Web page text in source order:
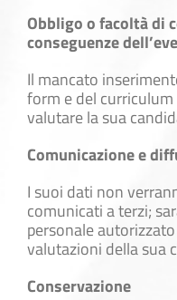
Obbligo o facoltà di
conseguenze
Il mancato
form e del
valutare la sua
Comunicazione e
I suoi dati non
comunicati a terzi;
personale
valutazioni della sua
Conservazione